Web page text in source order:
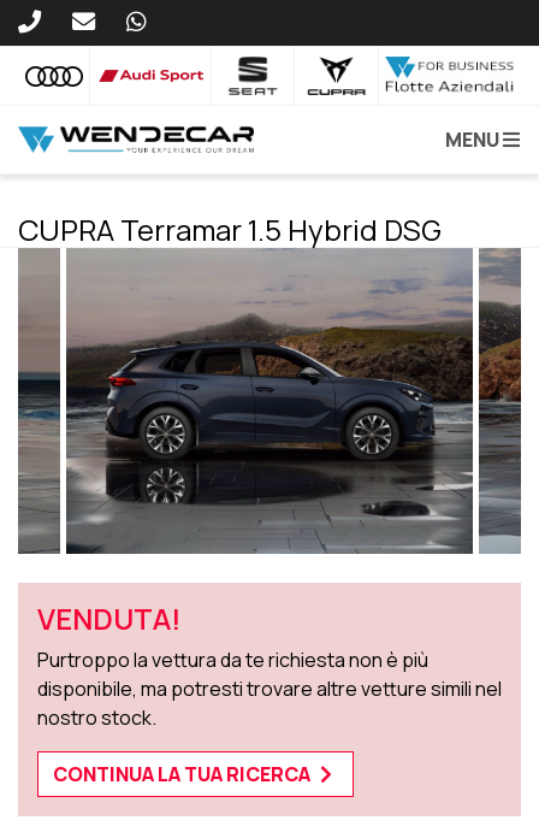
MENU
CUPRA Terramar 1.5 Hybrid DSG
VENDUTA!
Purtroppo la vettura da te richiesta non è più
disponibile, ma potresti trovare altre vetture simili nel
nostro stock.
CONTINUA LA TUA RICERCA